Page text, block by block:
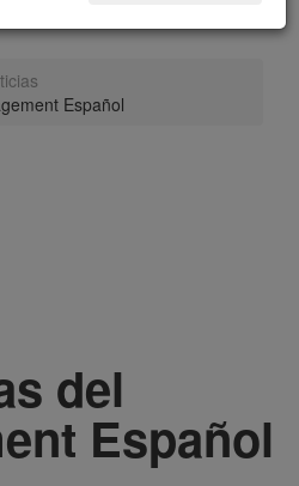
Español
del
Español